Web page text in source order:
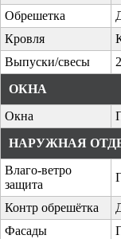
Обрешетка
Кровля
Выпуски/свесы
ОКНА
Окна
НАРУЖНАЯ
Влаго-ветро
защита
Контр обрешётка
Фасады